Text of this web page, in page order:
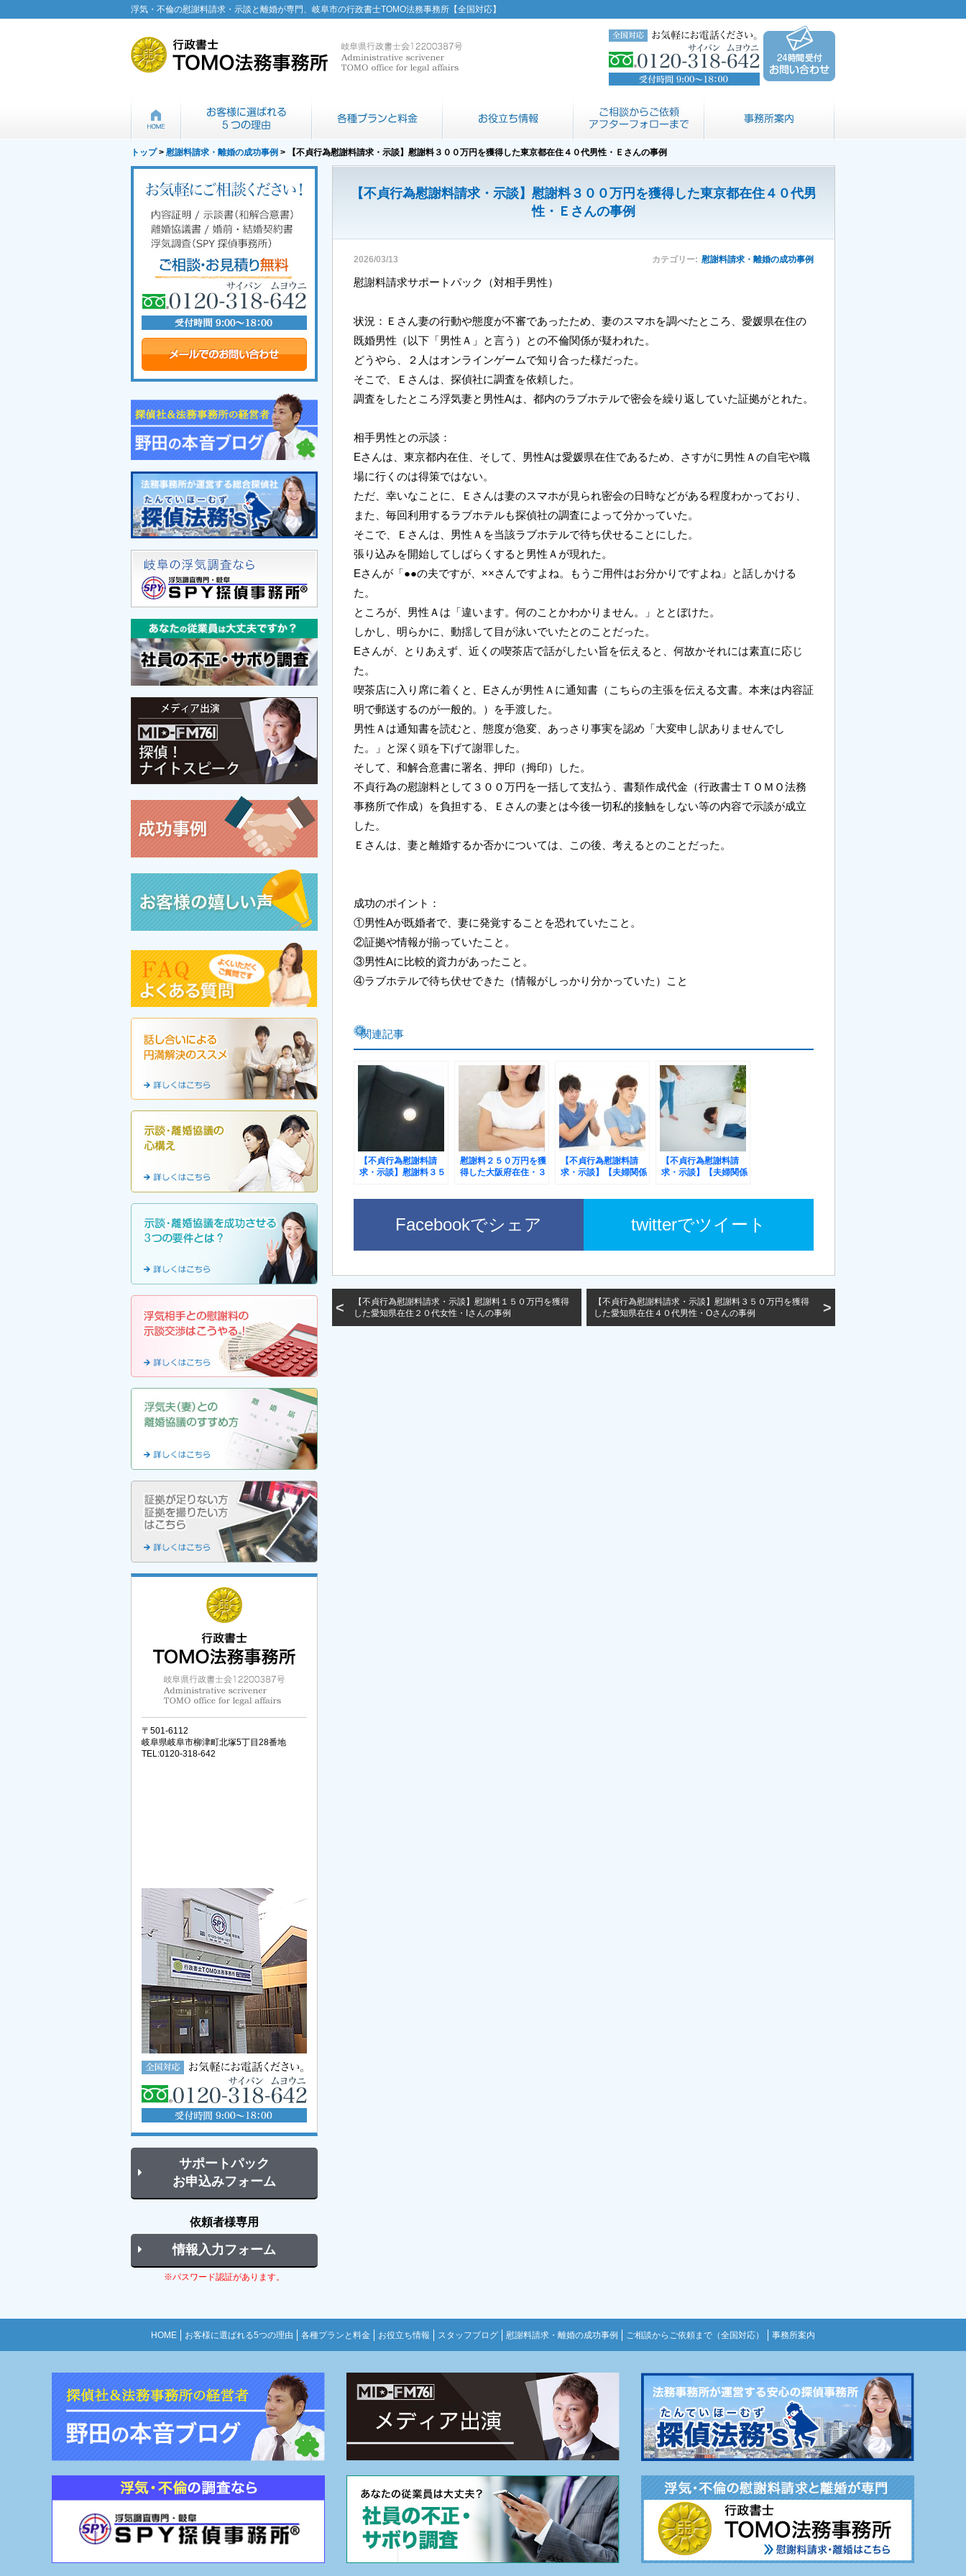
浮気・不倫の慰謝料請求・示談と離婚が専門、岐阜市の行政書士TOMO法務事務所【全国対応】
トップ> 慰謝料請求・離婚の成功事例 > 【不貞行為慰謝料請求・示談】慰謝料３００万円を獲得した東京都在住４０代男性・Ｅさんの事例
【不貞行為慰謝料請求・示談】慰謝料３００万円を獲得した東京都在住４０代男
性・Ｅさんの事例
2026/03/13 カテゴリー 慰謝料請求・離婚の成功事例
慰謝料請求サポートパック（対相手男性）
状況：Ｅさん妻の行動や態度が不審であったため、妻のスマホを調べたところ、愛媛県在住の
既婚男性（以下「男性Ａ」と言う）との不倫関係が疑われた。
どうやら、２人はオンラインゲームで知り合った様だった。
そこで、Ｅさんは、探偵社に調査を依頼した。
調査をしたところ浮気妻と男性Aは、都内のラブホテルで密会を繰り返していた証拠がとれた。
相手男性との示談：
Eさんは、東京都内在住、そして、男性Aは愛媛県在住であるため、さすがに男性Ａの自宅や職
場に行くのは得策ではない。
ただ、幸いなことに、Ｅさんは妻のスマホが見られ密会の日時などがある程度わかっており、
また、毎回利用するラブホテルも探偵社の調査によって分かっていた。
そこで、Ｅさんは、男性Ａを当該ラブホテルで待ち伏せることにした。
張り込みを開始してしばらくすると男性Ａが現れた。
Eさんが「●●の夫ですが、××さんですよね。もうご用件はお分かりですよね」と話しかける
た。
ところが、男性Ａは「違います。何のことかわかりません。」ととぼけた。
しかし、明らかに、動揺して目が泳いでいたとのことだった。
Eさんが、とりあえず、近くの喫茶店で話がしたい旨を伝えると、何故かそれには素直に応じ
た。
喫茶店に入り席に着くと、Eさんが男性Ａに通知書（こちらの主張を伝える文書。本来は内容証
明で郵送するのが一般的。）を手渡した。
男性Ａは通知書を読むと、態度が急変、あっさり事実を認め「大変申し訳ありませんでし
た。」と深く頭を下げて謝罪した。
そして、和解合意書に署名、押印（拇印）した。
不貞行為の慰謝料として３００万円を一括して支払う、書類作成代金（行政書士ＴＯＭＯ法務
事務所で作成）を負担する、Ｅさんの妻とは今後一切私的接触をしない等の内容で示談が成立
した。
Ｅさんは、妻と離婚するか否かについては、この後、考えるとのことだった。
成功のポイント：
①男性Aが既婚者で、妻に発覚することを恐れていたこと。
②証拠や情報が揃っていたこと。
③男性Aに比較的資力があったこと。
④ラブホテルで待ち伏せできた（情報がしっかり分かっていた）こと
関連記事
【不貞行為慰謝料請
求・示談】慰謝料３５
慰謝料２５０万円を獲
得した大阪府在住・３
【不貞行為慰謝料請
求・示談】【夫婦関係
【不貞行為慰謝料請
求・示談】【夫婦関係
の事例
Facebookでシェア twitterでツイート
【不貞行為慰謝料請求・示談】慰謝料１５０万円を獲得
した愛知県在住２０代女性・Iさんの事例
【不貞行為慰謝料請求・示談】慰謝料３５０万円を獲得
した愛知県在住４０代男性・Oさんの事例
〒501-6112
岐阜県岐阜市柳津町北塚5丁目28番地
TEL:0120-318-642
サポートパック
お申込みフォーム
依頼者様専用
情報入力フォーム
※パスワード認証があります。
HOME お客様に選ばれる5つの理由 各種プランと料金 お役立ち情報 スタッフブログ 慰謝料請求・離婚の成功事例 ご相談からご依頼まで（全国対応） 事務所案内